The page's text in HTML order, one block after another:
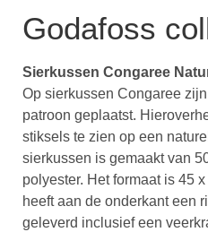
Godafoss
Sierkussen Congaree
Op sierkussen Congaree
patroon geplaatst.
stiksels te zien op een
sierkussen is gemaakt van
polyester. Het formaat is 45
heeft aan de onderkant een
geleverd inclusief een